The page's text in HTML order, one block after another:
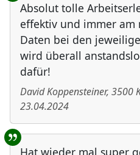
Absolut tolle
effektiv und immer am
Daten bei den
wird überall
dafür!
David Koppensteiner, 3500
23.04.2024